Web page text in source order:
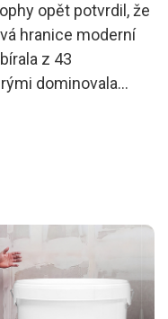
opět potvrdil, že
hranice moderní
z 43
dominovala…